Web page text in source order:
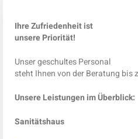
Ihre Zufriedenheit ist
unsere Priorität!
Unser geschultes Personal
steht Ihnen von der Beratung bis
Unsere Leistungen im Überblick:
Sanitätshaus